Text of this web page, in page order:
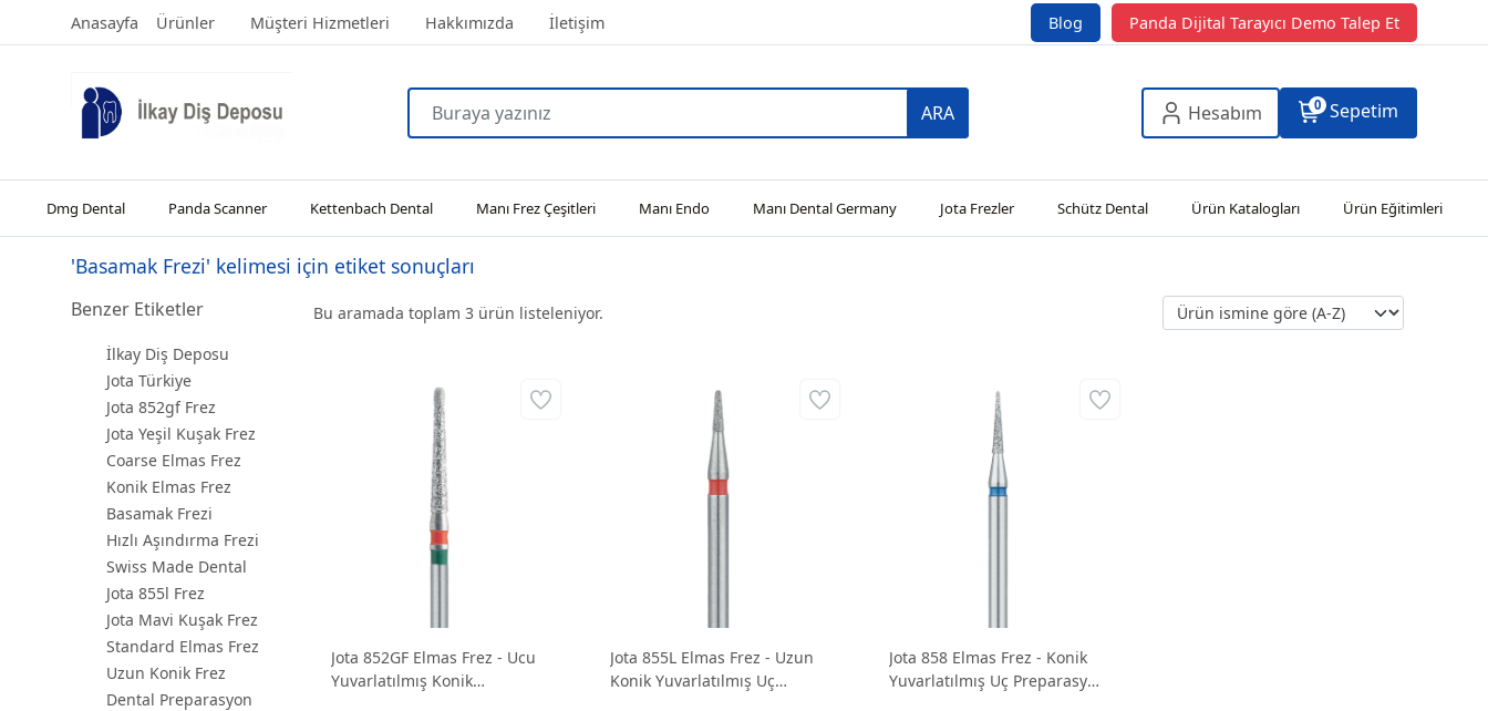
Anasayfa Ürünler Müşteri Hizmetleri Hakkımızda İletişim Blog Panda Dijital Tarayıcı Demo Talep Et
ARA Hesabım 0 Sepetim
Dmg Dental Panda Scanner Kettenbach Dental Manı Frez Çeşitleri Manı Endo Manı Dental Germany Jota Frezler Schütz Dental Ürün Katalogları Ürün Eğitimleri
'Basamak Frezi' kelimesi için etiket sonuçları
Benzer Etiketler
İlkay Diş Deposu
Jota Türkiye
Jota 852gf Frez
Jota Yeşil Kuşak Frez
Coarse Elmas Frez
Konik Elmas Frez
Basamak Frezi
Hızlı Aşındırma Frezi
Swiss Made Dental
Jota 855l Frez
Jota Mavi Kuşak Frez
Standard Elmas Frez
Uzun Konik Frez
Dental Preparasyon
Bu aramada toplam 3 ürün listeleniyor.
Jota 852GF Elmas Frez - Ucu
Yuvarlatılmış Konik
Jota 855L Elmas Frez - Uzun
Konik Yuvarlatılmış Uç
Jota 858 Elmas Frez - Konik
Yuvarlatılmış Uç Preparasyon